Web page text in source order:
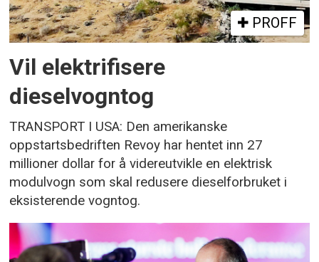
PROFF
Vil elektrifisere
dieselvogntog
TRANSPORT I USA: Den amerikanske
oppstartsbedriften Revoy har hentet inn 27
millioner dollar for å videreutvikle en elektrisk
modulvogn som skal redusere dieselforbruket i
eksisterende vogntog.